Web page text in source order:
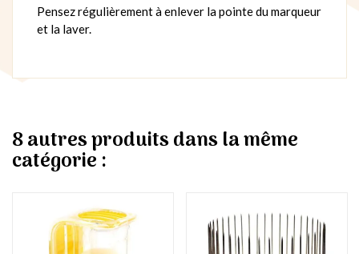
Pensez régulièrement à enlever la pointe du marqueur
et la laver.
8 autres produits dans la même
catégorie :